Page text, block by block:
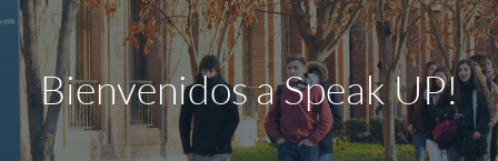
Bienvenidos a Speak UP!